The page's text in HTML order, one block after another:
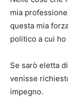
mia
questa mia
politico a cui
Se sarò eletta
venisse
impegno.